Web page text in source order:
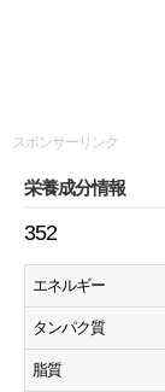
スポンサーリンク
栄養成分情報
352
エネルギー
タンパク質
脂質